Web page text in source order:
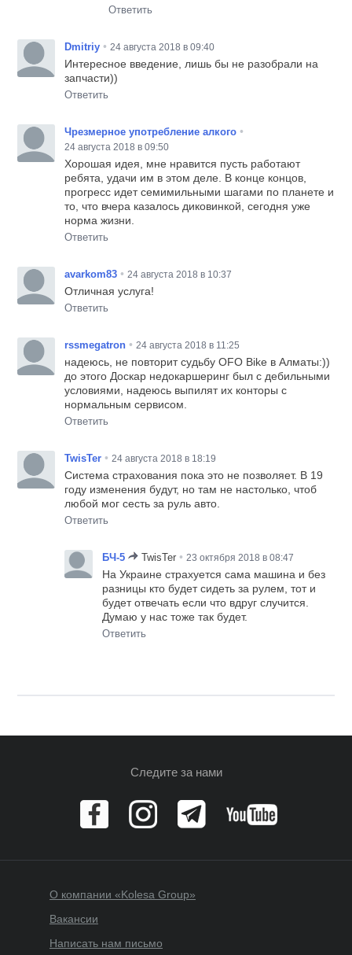
Ответить
Dmitriy • 24 августа 2018 в 09:40
Интересное введение, лишь бы не разобрали на
запчасти))
Ответить
Чрезмерное употребление алкого •
24 августа 2018 в 09:50
Хорошая идея, мне нравится пусть работают
ребята, удачи им в этом деле. В конце концов,
прогресс идет семимильными шагами по планете и
то, что вчера казалось диковинкой, сегодня уже
норма жизни.
Ответить
avarkom83 • 24 августа 2018 в 10:37
Отличная услуга!
Ответить
rssmegatron • 24 августа 2018 в 11:25
надеюсь, не повторит судьбу OFO Bike в Алматы:))
до этого Доскар недокаршеринг был с дебильными
условиями, надеюсь выпилят их конторы с
нормальным сервисом.
Ответить
TwisTer • 24 августа 2018 в 18:19
Система страхования пока это не позволяет. В 19
году изменения будут, но там не настолько, чтоб
любой мог сесть за руль авто.
Ответить
БЧ-5 TwisTer • 23 октября 2018 в 08:47
На Украине страхуется сама машина и без
разницы кто будет сидеть за рулем, тот и
будет отвечать если что вдруг случится.
Думаю у нас тоже так будет.
Ответить
Следите за нами
О компании «Kolesa Group»
Вакансии
Написать нам письмо